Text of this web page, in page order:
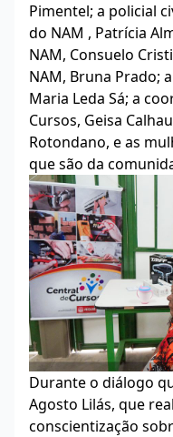
Pimentel; a policial
do NAM , Patrícia
NAM, Consuelo
NAM, Bruna Prado;
Maria Leda Sá; a
Cursos, Geisa
Rotondano, e as
que são da
Durante o diálogo
Agosto Lilás, que
conscientização